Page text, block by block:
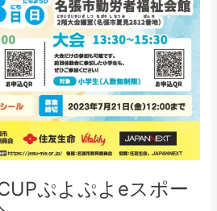
ぷよぷよeスポー